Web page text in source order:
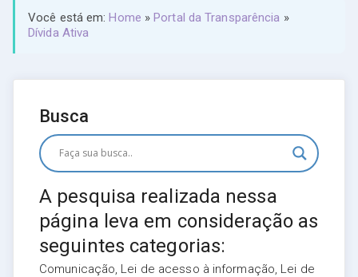
Você está em:Home »Portal da Transparência »
Dívida Ativa
Busca
A pesquisa realizada nessa
página leva em consideração as
seguintes categorias:
Comunicação, Lei de acesso à informação, Lei de